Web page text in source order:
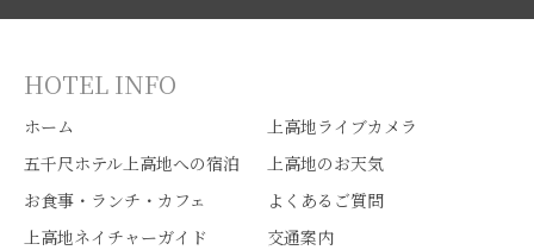
HOTEL INFO
ホーム
上高地ライブカメラ
五千尺ホテル上高地への宿泊
上高地のお天気
お食事・ランチ・カフェ
よくあるご質問
上高地ネイチャーガイド
交通案内